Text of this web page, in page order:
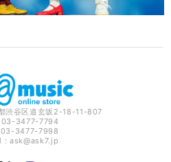
渋谷区道玄坂2-18-11-807
03-3477-7794
03-3477-7998
ask@ask7.jp